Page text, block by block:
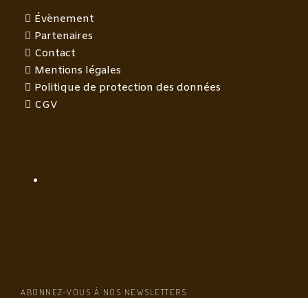
Évènement
Partenaires
Contact
Mentions légales
Politique de protection des données
CGV
ABONNEZ-VOUS À NOS NEWSLETTERS